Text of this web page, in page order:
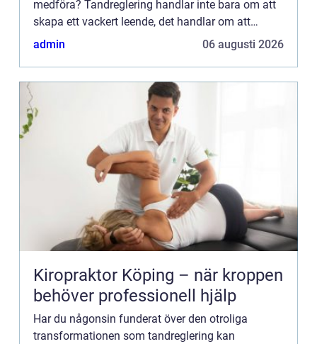
medföra? Tandreglering handlar inte bara om att
skapa ett vackert leende, det handlar om att
förändra liv. I denna artikel ska vi utforska den...
admin 06 augusti 2026
Kiropraktor Köping – när kroppen
behöver professionell hjälp
Har du någonsin funderat över den otroliga
transformationen som tandreglering kan